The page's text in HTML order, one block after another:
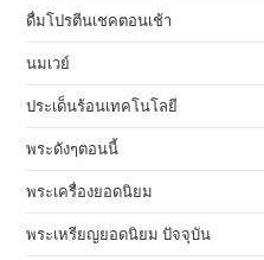
ดื่มโปรตีนเชคตอนเช้า
นมเวย์
ประเด็นร้อนเทคโนโลยี
พระดังๆตอนนี้
พระเครื่องยอดนิยม
พระเหรียญยอดนิยม ปัจจุบัน